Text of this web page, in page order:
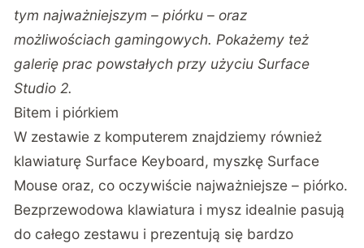
tym najważniejszym – piórku – oraz
możliwościach gamingowych. Pokażemy też
galerię prac powstałych przy użyciu Surface
Studio 2.
Bitem i piórkiem
W zestawie z komputerem znajdziemy również
klawiaturę Surface Keyboard, myszkę Surface
Mouse oraz, co oczywiście najważniejsze – piórko.
Bezprzewodowa klawiatura i mysz idealnie pasują
do całego zestawu i prezentują się bardzo